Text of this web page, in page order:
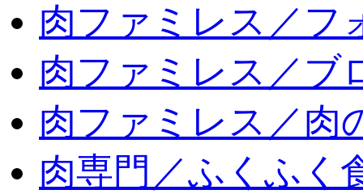
肉ファミレス／フ
肉ファミレス／ブ
肉ファミレス／肉
肉専門／ふくふく